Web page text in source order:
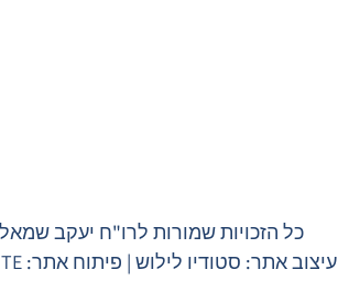
כל הזכויות שמורות לרו"ח יעקב
עיצוב אתר: סטודיו לילוש | פיתוח אתר: